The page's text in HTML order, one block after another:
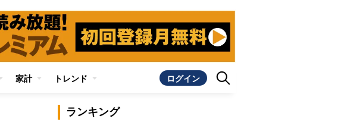
家計 トレンド ログイン
ランキング